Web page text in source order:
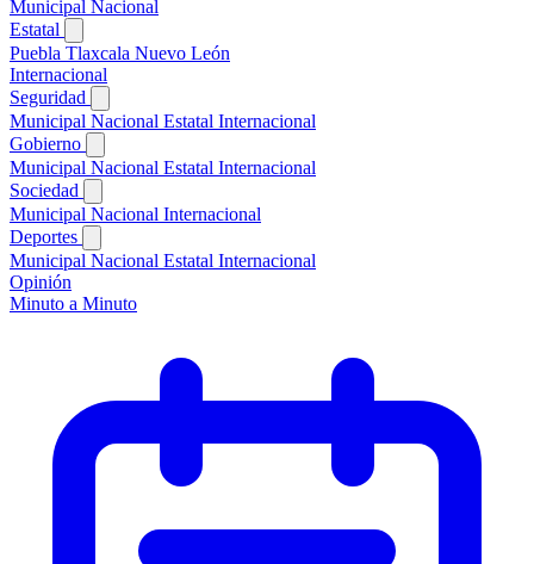
Municipal Nacional
Estatal
Puebla Tlaxcala Nuevo León
Internacional
Seguridad
Municipal Nacional Estatal Internacional
Gobierno
Municipal Nacional Estatal Internacional
Sociedad
Municipal Nacional Internacional
Deportes
Municipal Nacional Estatal Internacional
Opinión
Minuto a Minuto